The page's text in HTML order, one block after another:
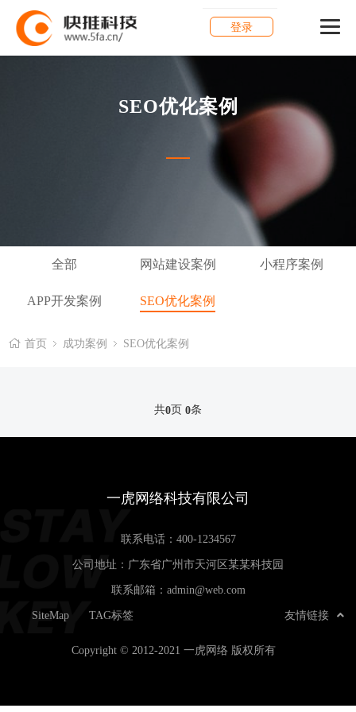
登录
SEO优化案例
全部 网站建设案例 小程序案例
APP开发案例 SEO优化案例
首页 成功案例 SEO优化案例
共0页 0条
一虎网络科技有限公司
联系电话： 400-1234567
公司地址：广东省广州市天河区某某科技园
联系邮箱： admin@web.com
友情链接
SiteMap TAG标签
Copyright © 2012-2021 一虎网络 版权所有